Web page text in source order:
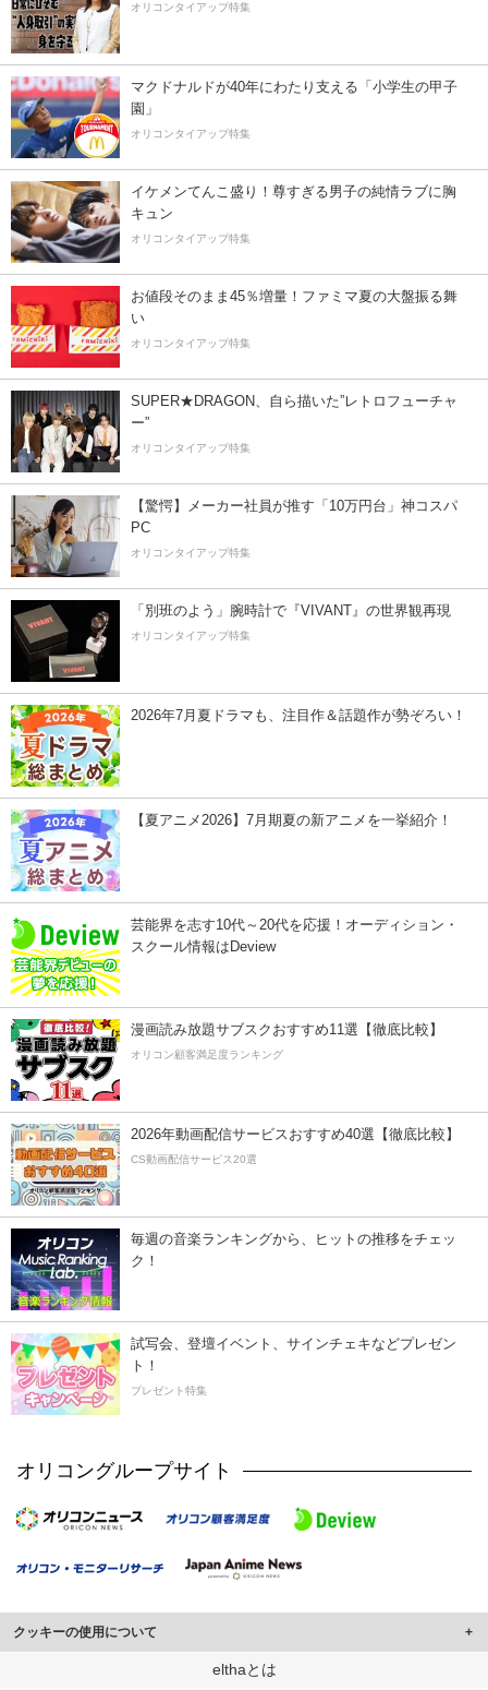
オリコンタイアップ特集
マクドナルドが40年にわたり支える「小学生の甲子
園」
オリコンタイアップ特集
イケメンてんこ盛り！尊すぎる男子の純情ラブに胸
キュン
オリコンタイアップ特集
お値段そのまま45％増量！ファミマ夏の大盤振る舞
い
オリコンタイアップ特集
SUPER★DRAGON、自ら描いた”レトロフューチャ
ー”
オリコンタイアップ特集
【驚愕】メーカー社員が推す「10万円台」神コスパ
PC
オリコンタイアップ特集
「別班のよう」腕時計で『VIVANT』の世界観再現
オリコンタイアップ特集
2026年7月夏ドラマも、注目作＆話題作が勢ぞろい！
【夏アニメ2026】7月期夏の新アニメを一挙紹介！
芸能界を志す10代～20代を応援！オーディション・
スクール情報はDeview
漫画読み放題サブスクおすすめ11選【徹底比較】
オリコン顧客満足度ランキング
2026年動画配信サービスおすすめ40選【徹底比較】
CS動画配信サービス20選
毎週の音楽ランキングから、ヒットの推移をチェッ
ク！
試写会、登壇イベント、サインチェキなどプレゼン
ト！
プレゼント特集
オリコングループサイト
クッキーの使用について
このサイトでは Cookie を使用して、ユーザーに合わせたコンテンツや広告の
elthaとは